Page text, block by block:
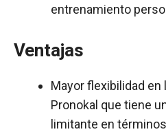
entrenamiento
Ventajas
Mayor flexibilidad en
Pronokal que tiene
limitante en